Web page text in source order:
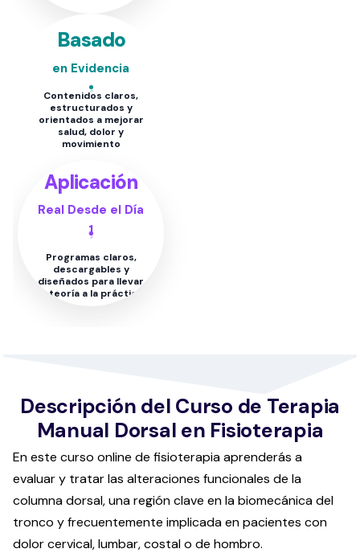
Basado
en Evidencia
Contenidos claros,
estructurados y
orientados a mejorar
salud, dolor y
movimiento
Aplicación
Real Desde el Día
1
Programas claros,
descargables y
diseñados para llevar
la teoría a la práctica
Descripción del Curso de Terapia
Manual Dorsal en Fisioterapia
En este curso online de fisioterapia aprenderás a
evaluar y tratar las alteraciones funcionales de la
columna dorsal, una región clave en la biomecánica del
tronco y frecuentemente implicada en pacientes con
dolor cervical, lumbar, costal o de hombro.